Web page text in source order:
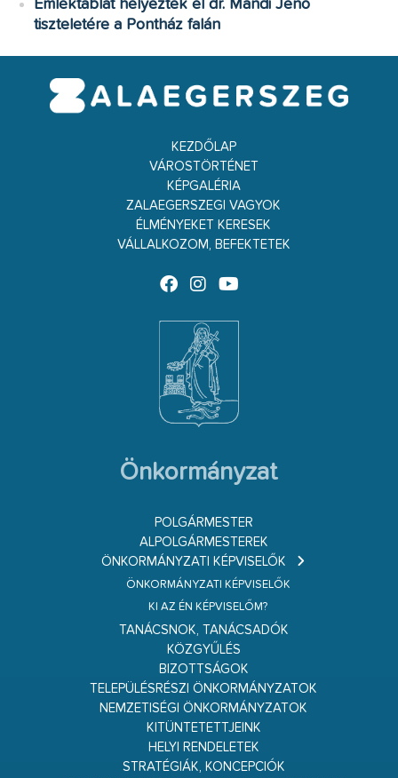
Emléktáblát helyeztek el dr. Mándi Jenő
tiszteletére a Pontház falán
KEZDŐLAP
VÁROSTÖRTÉNET
KÉPGALÉRIA
ZALAEGERSZEGI VAGYOK
ÉLMÉNYEKET KERESEK
VÁLLALKOZOM, BEFEKTETEK
Önkormányzat
POLGÁRMESTER
ALPOLGÁRMESTEREK
ÖNKORMÁNYZATI KÉPVISELŐK
ÖNKORMÁNYZATI KÉPVISELŐK
KI AZ ÉN KÉPVISELŐM?
TANÁCSNOK, TANÁCSADÓK
KÖZGYŰLÉS
BIZOTTSÁGOK
TELEPÜLÉSRÉSZI ÖNKORMÁNYZATOK
NEMZETISÉGI ÖNKORMÁNYZATOK
KITÜNTETETTJEINK
HELYI RENDELETEK
STRATÉGIÁK, KONCEPCIÓK